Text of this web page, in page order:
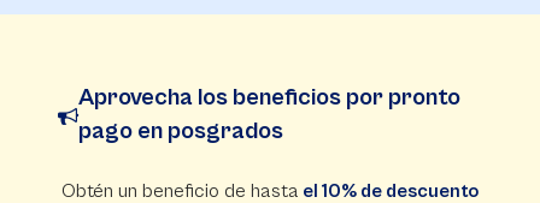
Aprovecha los beneficios por pronto
pago en posgrados
Obtén un beneficio de hasta el 10% de descuento